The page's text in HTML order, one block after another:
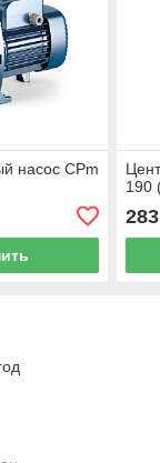
насос CPm
190